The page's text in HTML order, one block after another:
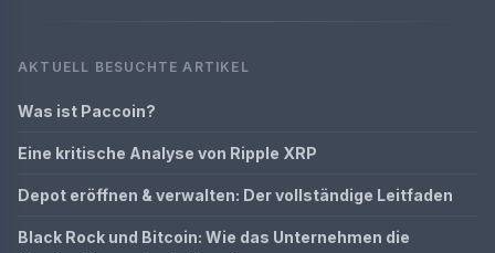
AKTUELL BESUCHTE ARTIKEL
Was ist Paccoin?
Eine kritische Analyse von Ripple XRP
Depot eröffnen & verwalten: Der vollständige Leitfaden
Black Rock und Bitcoin: Wie das Unternehmen die